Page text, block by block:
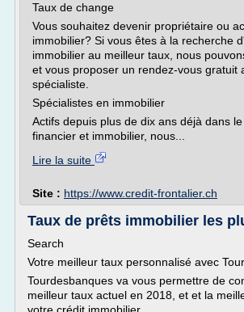
Taux de change
Vous souhaitez devenir propriétaire ou
immobilier? Si vous êtes à la recherche
immobilier au meilleur taux, nous
et vous proposer un rendez-vous gratuit
spécialiste.
Spécialistes en immobilier
Actifs depuis plus de dix ans déjà dans
financier et immobilier, nous...
Lire la suite
Site : https://www.credit-frontalier.ch
Taux de prêts immobilier les
Search
Votre meilleur taux personnalisé avec
Tourdesbanques va vous permettre de
meilleur taux actuel en 2018, et et la